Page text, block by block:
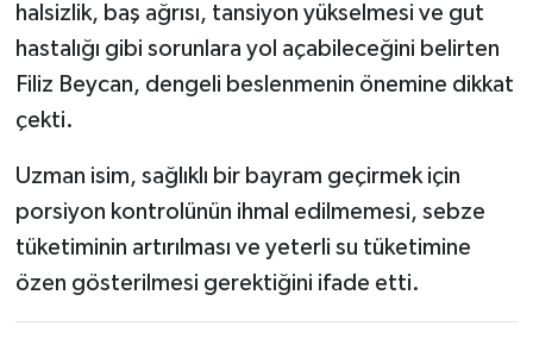
halsizlik, baş ağrısı, tansiyon yükselmesi ve gut
hastalığı gibi sorunlara yol açabileceğini belirten
Filiz Beycan, dengeli beslenmenin önemine dikkat
çekti.
Uzman isim, sağlıklı bir bayram geçirmek için
porsiyon kontrolünün ihmal edilmemesi, sebze
tüketiminin artırılması ve yeterli su tüketimine
özen gösterilmesi gerektiğini ifade etti.